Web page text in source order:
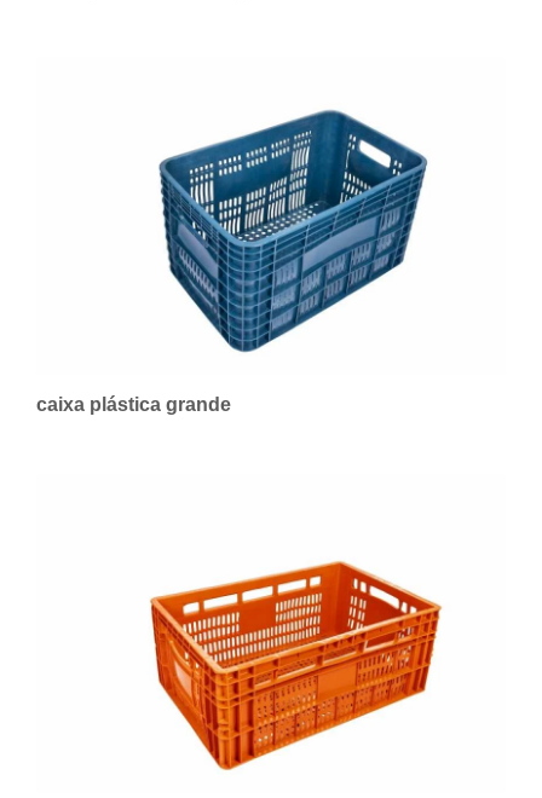
caixa plástica grande